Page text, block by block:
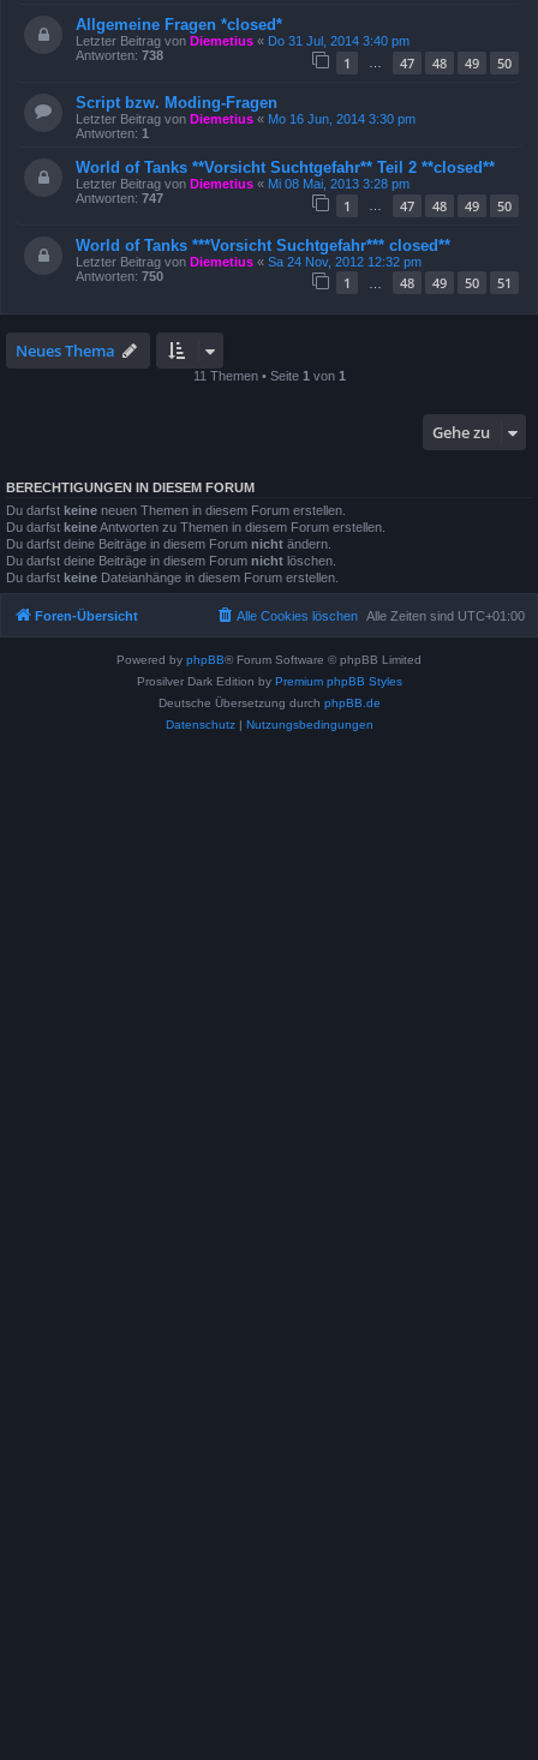
Allgemeine Fragen *closed*
Letzter Beitrag von Diemetius « Do 31 Jul, 2014 3:40 pm
Antworten: 738 1 … 47 48 49 50
Script bzw. Moding-Fragen
Letzter Beitrag von Diemetius « Mo 16 Jun, 2014 3:30 pm
Antworten: 1
World of Tanks **Vorsicht Suchtgefahr** Teil 2 **closed**
Letzter Beitrag von Diemetius « Mi 08 Mai, 2013 3:28 pm
Antworten: 747 1 47 48 49 50
World of Tanks ***Vorsicht Suchtgefahr*** closed**
Letzter Beitrag von Diemetius « Sa 24 Nov, 2012 12:32 pm
Antworten: 750 1 48 49 50 51
Neues Thema
11 Themen • Seite 1 von 1
Gehe zu
BERECHTIGUNGEN IN DIESEM FORUM
Du darfst keine neuen Themen in diesem Forum erstellen.
Du darfst keineAntworten zu Themen in diesem Forum erstellen.
Du darfst deine Beiträge in diesem Forum nicht ändern.
Du darfst deine Beiträge in diesem Forum nicht löschen.
Du darfst keine Dateianhänge in diesem Forum erstellen.
Foren-Übersicht Alle Zeiten sind UTC+01:00
Alle Cookies löschen
Powered by phpBB® Forum Software © phpBB Limited
Prosilver Dark Edition by Premium phpBB Styles
Deutsche Übersetzung durch phpBB.de
Datenschutz| Nutzungsbedingungen